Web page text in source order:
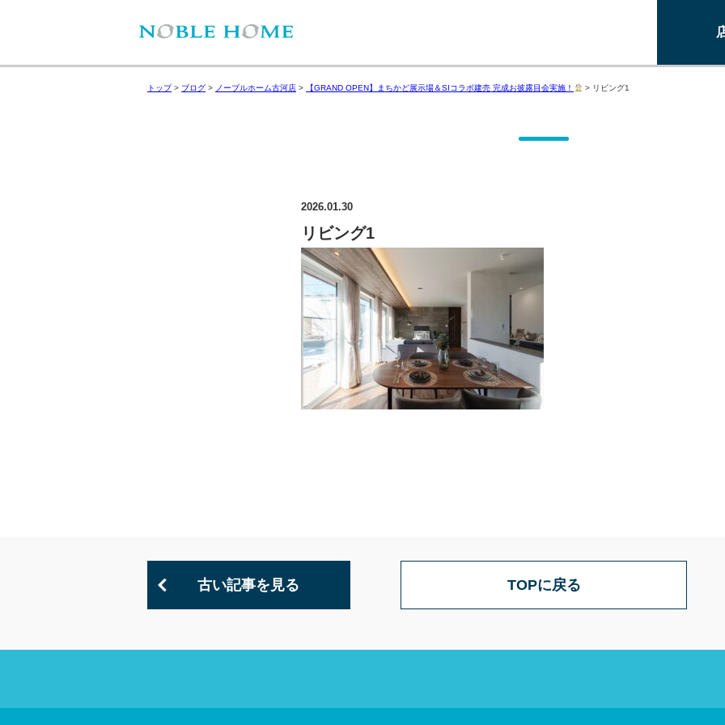
トップ> ブログ > ノーブルホーム古河店 > 【GRAND OPEN】まちかど展示場＆SIコラボ建売 完成お披露目会実施！ > リビング1
2026.01.30
リビング1
古い記事を見る TOPに戻る